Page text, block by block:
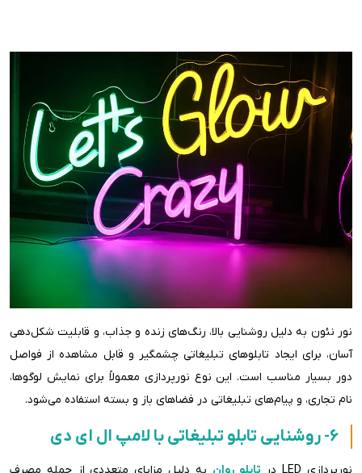
نور نئون به دلیل روشنایی بالا، رنگ‌های زنده و جذاب، و قابلیت شکل‌دهی
آسان، برای ایجاد تابلوهای تبلیغاتی چشمگیر و قابل مشاهده از فواصل
دور بسیار مناسب است. این نوع نورپردازی معمولاً برای نمایش لوگوها،
نام تجاری، و پیام‌های تبلیغاتی در فضاهای باز و بسته استفاده می‌شود.
6- روشنایی تابلو تبلیغاتی با لامپ ال ای دی